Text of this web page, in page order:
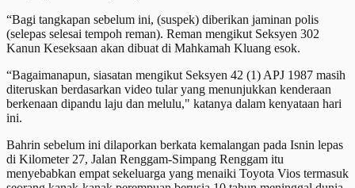
“Bagi tangkapan sebelum ini, (suspek) diberikan jaminan polis
(selepas selesai tempoh reman). Reman mengikut Seksyen 302
Kanun Keseksaan akan dibuat di Mahkamah Kluang esok.
“Bagaimanapun, siasatan mengikut Seksyen 42 (1) APJ 1987 masih
diteruskan berdasarkan video tular yang menunjukkan kenderaan
berkenaan dipandu laju dan melulu," katanya dalam kenyataan hari
ini.
Bahrin sebelum ini dilaporkan berkata kemalangan pada Isnin lepas
di Kilometer 27, Jalan Renggam-Simpang Renggam itu
menyebabkan empat sekeluarga yang menaiki Toyota Vios termasuk